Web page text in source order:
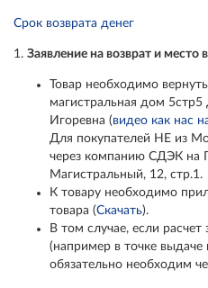
Срок возврата денег
1. Заявление на возврат и место
Товар необходимо
магистральная дом
Игоревна (видео как нас
Для покупателей НЕ из
через компанию СДЭК на
Магистральный, 12, стр.1.
К товару необходимо
товара (Скачать).
В том случае, если
(например в точке
обязательно необходим